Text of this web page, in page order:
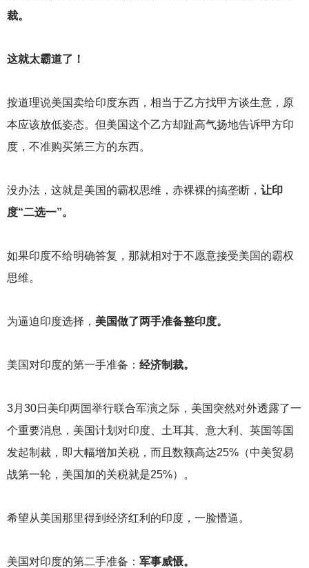
裁。
这就太霸道了！
按道理说美国卖给印度东西，相当于乙方找甲方谈生意，原
本应该放低姿态。但美国这个乙方却趾高气扬地告诉甲方印
度，不准购买第三方的东西。
没办法，这就是美国的霸权思维，赤裸裸的搞垄断， 让印
度“二选一”。
如果印度不给明确答复，那就相对于不愿意接受美国的霸权
思维。
为逼迫印度选择， 美国做了两手准备整印度。
美国对印度的第一手准备： 经济制裁。
3月30日美印两国举行联合军演之际，美国突然对外透露了一
个重要消息，美国计划对印度、土耳其、意大利、英国等国
发起制裁，即大幅增加关税，而且数额高达25%（中美贸易
战第一轮，美国加的关税就是25%）。
希望从美国那里得到经济红利的印度，一脸懵逼。
美国对印度的第二手准备： 军事威慑。